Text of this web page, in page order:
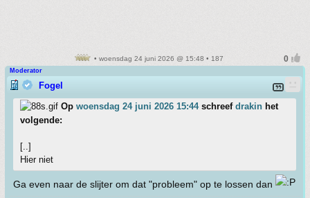
• woensdag 24 juni 2026 @ 15:48 • 187
Moderator
Fogel
Op woensdag 24 juni 2026 15:44schreef drakin het
volgende:
[..]
Hier niet
Ga even naar de slijter om dat "probleem" op te lossen dan